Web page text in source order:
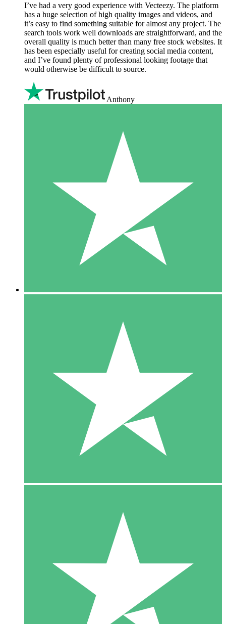
I’ve had a very good experience with Vecteezy. The platform
has a huge selection of high quality images and videos, and
it’s easy to find something suitable for almost any project. The
search tools work well downloads are straightforward, and the
overall quality is much better than many free stock websites. It
has been especially useful for creating social media content,
and I’ve found plenty of professional looking footage that
would otherwise be difficult to source.
Anthony